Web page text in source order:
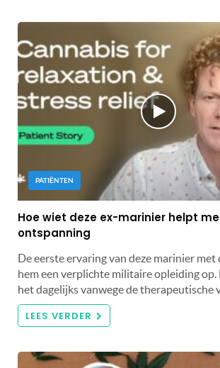
PATIËNTEN
Hoe wiet deze ex-marinier helpt
ontspanning
De eerste ervaring van deze marinier met
hem een ​​verplichte militaire opleiding
het dagelijks vanwege de therapeutische
LEES VERDER